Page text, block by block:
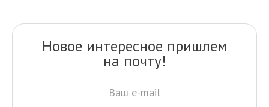
Новое интересное пришлем
на почту!